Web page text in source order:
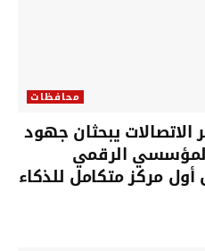
محافظات
يبحثان جهود
الرقمي
مركز متكامل للذكاء